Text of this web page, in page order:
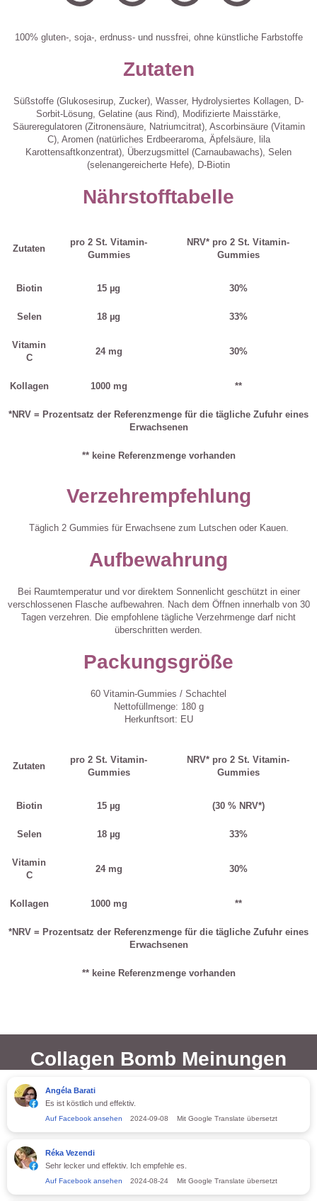
100% gluten-, soja-, erdnuss- und nussfrei, ohne künstliche Farbstoffe
Zutaten
Süßstoffe (Glukosesirup, Zucker), Wasser, Hydrolysiertes Kollagen, D-
Sorbit-Lösung, Gelatine (aus Rind), Modifizierte Maisstärke,
Säureregulatoren (Zitronensäure, Natriumcitrat), Ascorbinsäure (Vitamin
C), Aromen (natürliches Erdbeeraroma, Äpfelsäure, lila
Karottensaftkonzentrat), Überzugsmittel (Carnaubawachs), Selen
(selenangereicherte Hefe), D-Biotin
Nährstofftabelle
Zutaten
pro 2 St. Vitamin-
Gummies
NRV* pro 2 St. Vitamin-
Gummies
Biotin 15 µg 30%
Selen 18 µg 33%
Vitamin
C
24 mg 30%
Kollagen 1000 mg **
*NRV = Prozentsatz der Referenzmenge für die tägliche Zufuhr eines
Erwachsenen
** keine Referenzmenge vorhanden
Verzehrempfehlung
Täglich 2 Gummies für Erwachsene zum Lutschen oder Kauen.
Aufbewahrung
Bei Raumtemperatur und vor direktem Sonnenlicht geschützt in einer
verschlossenen Flasche aufbewahren. Nach dem Öffnen innerhalb von 30
Tagen verzehren. Die empfohlene tägliche Verzehrmenge darf nicht
überschritten werden.
Packungsgröße
60 Vitamin-Gummies / Schachtel
Nettofüllmenge: 180 g
Herkunftsort: EU
Zutaten
pro 2 St. Vitamin-
Gummies
NRV* pro 2 St. Vitamin-
Gummies
Biotin 15 µg (30 % NRV*)
Selen 18 µg 33%
Vitamin
C
24 mg 30%
Kollagen 1000 mg **
*NRV = Prozentsatz der Referenzmenge für die tägliche Zufuhr eines
Erwachsenen
** keine Referenzmenge vorhanden
Collagen Bomb Meinungen
Angéla Barati
Es ist köstlich und effektiv.
Auf Facebook ansehen 2024-09-08 Mit Google Translate übersetzt
Réka Vezendi
Sehr lecker und effektiv. Ich empfehle es.
Auf Facebook ansehen 2024-08-24 Mit Google Translate übersetzt